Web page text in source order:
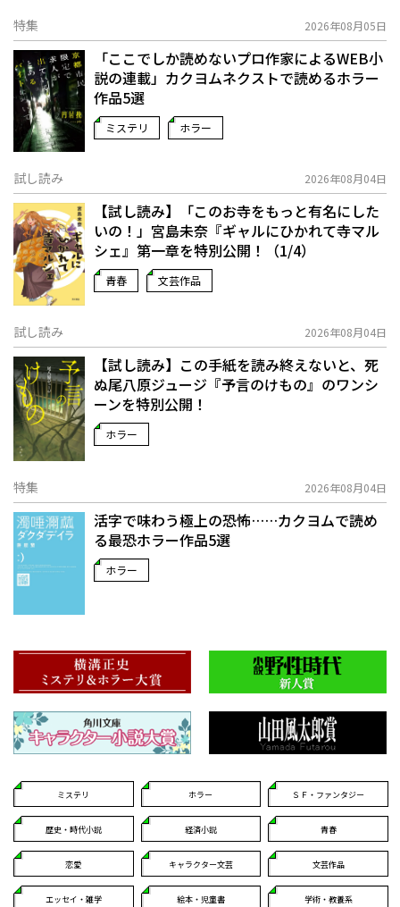
特集 2026年08月05日
「ここでしか読めないプロ作家によるWEB小
説の連載」――カクヨムネクストで読めるホラー
作品5選
ミステリ ホラー
試し読み 2026年08月04日
【試し読み】「このお寺をもっと有名にした
いの！」宮島未奈『ギャルにひかれて寺マル
シェ』第一章を特別公開！（1/4）
青春 文芸作品
試し読み 2026年08月04日
【試し読み】この手紙を読み終えないと、死
ぬ――尾八原ジュージ『予言のけもの』のワンシ
ーンを特別公開！
ホラー
特集 2026年08月04日
活字で味わう極上の恐怖……カクヨムで読め
る最恐ホラー作品5選
ホラー
ミステリ ホラー ＳＦ・ファンタジー
歴史・時代小説 経済小説 青春
恋愛 キャラクター文芸 文芸作品
エッセイ・雑学 絵本・児童書 学術・教養系